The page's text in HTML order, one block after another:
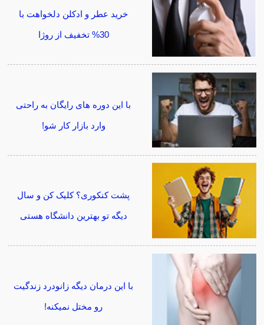
خرید عطر و ادکلن دلخواهت با
30% تخفیف از روژا
با این دوره های رایگان به راحتی
وارد بازار کار شو!
پشت کنکوری؟ کلیک کن و سال
دیگه تو بهترین دانشگاه هستی
با این درمان دیگه زانودرد زندگیت
رو مختل نمیکنه!